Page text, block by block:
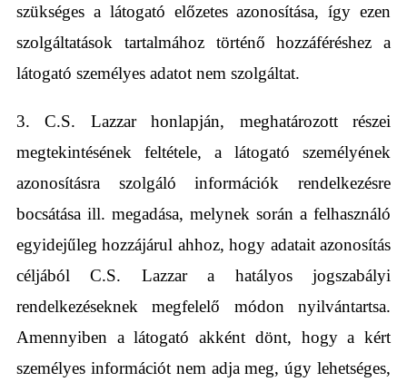
szükséges a látogató előzetes azonosítása, így ezen
szolgáltatások tartalmához történő hozzáféréshez a
látogató személyes adatot nem szolgáltat.
3. C.S. Lazzar honlapján, meghatározott részei
megtekintésének feltétele, a látogató személyének
azonosításra szolgáló információk rendelkezésre
bocsátása ill. megadása, melynek során a felhasználó
egyidejűleg hozzájárul ahhoz, hogy adatait azonosítás
céljából C.S. Lazzar a hatályos jogszabályi
rendelkezéseknek megfelelő módon nyilvántartsa.
Amennyiben a látogató akként dönt, hogy a kért
személyes információt nem adja meg, úgy lehetséges,